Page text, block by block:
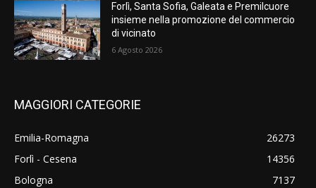
Forlì, Santa Sofia, Galeata e Premilcuore
insieme nella promozione del commercio
di vicinato
6 Agosto 2026
MAGGIORI CATEGORIE
Emilia-Romagna
26273
Forlì - Cesena
14356
Bologna
7137